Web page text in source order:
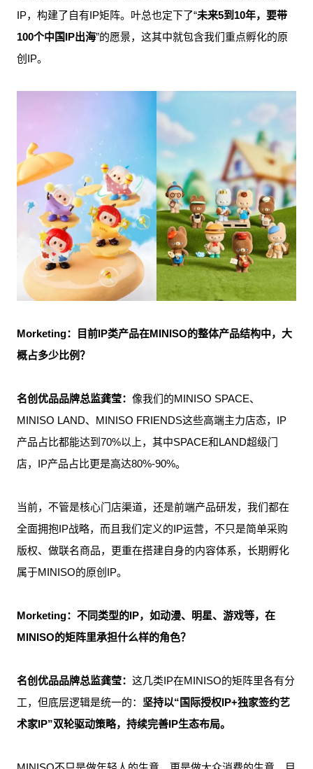
IP，构建了自有IP矩阵。叶总也定下了“未来5到10年，要带
100个中国IP出海”的愿景，这其中就包含我们重点孵化的原
创IP。
Morketing：目前IP类产品在MINISO的整体产品结构中，大
概占多少比例？
名创优品品牌总监龚莹： 像我们的MINISO SPACE、
MINISO LAND、MINISO FRIENDS这些高端主力店态，IP
产品占比都能达到70%以上，其中SPACE和LAND超级门
店，IP产品占比更是高达80%-90%。
当前，不管是核心门店渠道，还是前端产品研发，我们都在
全面拥抱IP战略，而且我们定义的IP运营，不只是简单采购
版权、做联名商品，更重在搭建自身的内容体系，长期孵化
属于MINISO的原创IP。
Morketing：不同类型的IP，如动漫、明星、游戏等，在
MINISO的矩阵里承担什么样的角色？
名创优品品牌总监龚莹： 这几类IP在MINISO的矩阵里各有分
工，但底层逻辑是统一的： 坚持以“国际授权IP+独家签约艺
术家IP”双轮驱动策略，持续完善IP生态布局。